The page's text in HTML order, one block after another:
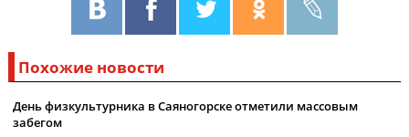
Похожие новости
День физкультурника в Саяногорске отметили массовым
забегом